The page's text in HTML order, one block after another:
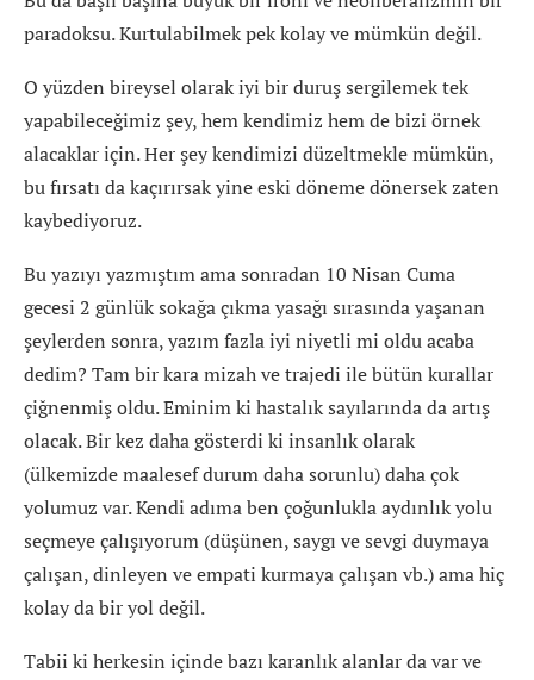
paradoksu. Kurtulabilmek pek kolay ve mümkün değil.
O yüzden bireysel olarak iyi bir duruş sergilemek tek
yapabileceğimiz şey, hem kendimiz hem de bizi örnek
alacaklar için. Her şey kendimizi düzeltmekle mümkün,
bu fırsatı da kaçırırsak yine eski döneme dönersek zaten
kaybediyoruz.
Bu yazıyı yazmıştım ama sonradan 10 Nisan Cuma
gecesi 2 günlük sokağa çıkma yasağı sırasında yaşanan
şeylerden sonra, yazım fazla iyi niyetli mi oldu acaba
dedim? Tam bir kara mizah ve trajedi ile bütün kurallar
çiğnenmiş oldu. Eminim ki hastalık sayılarında da artış
olacak. Bir kez daha gösterdi ki insanlık olarak
(ülkemizde maalesef durum daha sorunlu) daha çok
yolumuz var. Kendi adıma ben çoğunlukla aydınlık yolu
seçmeye çalışıyorum (düşünen, saygı ve sevgi duymaya
çalışan, dinleyen ve empati kurmaya çalışan vb.) ama hiç
kolay da bir yol değil.
Tabii ki herkesin içinde bazı karanlık alanlar da var ve